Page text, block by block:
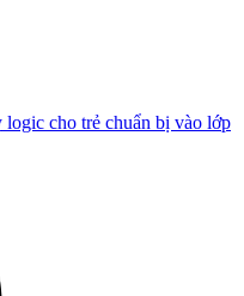
cho trẻ chuẩn bị vào lớp